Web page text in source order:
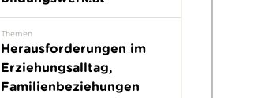
Themen
Herausforderungen im
Erziehungsalltag,
Familienbeziehungen